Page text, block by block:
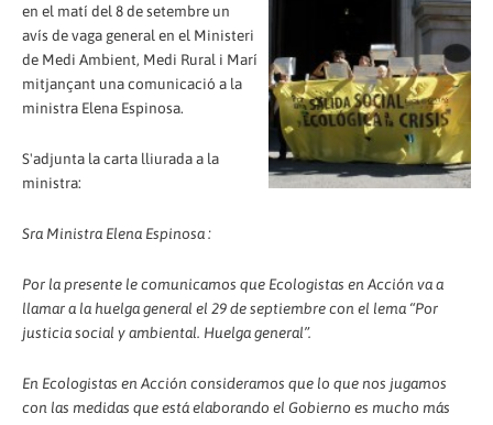
en el matí del 8 de setembre un
avís de vaga general en el Ministeri
de Medi Ambient, Medi Rural i Marí
mitjançant una comunicació a la
ministra Elena Espinosa.
S'adjunta la carta lliurada a la
ministra:
Sra Ministra Elena Espinosa :
Por la presente le comunicamos que Ecologistas en Acción va a
llamar a la huelga general el 29 de septiembre con el lema “Por
justicia social y ambiental. Huelga general”.
En Ecologistas en Acción consideramos que lo que nos jugamos
con las medidas que está elaborando el Gobierno es mucho más